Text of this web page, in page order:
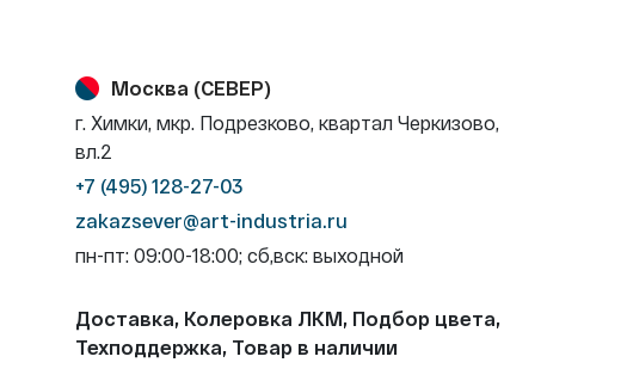
Москва (СЕВЕР)
г. Химки, мкр. Подрезково, квартал Черкизово,
вл.2
+7 (495) 128-27-03
zakazsever@art-industria.ru
пн-пт: 09:00-18:00; сб,вск: выходной
Доставка, Колеровка ЛКМ, Подбор цвета,
Техподдержка, Товар в наличии